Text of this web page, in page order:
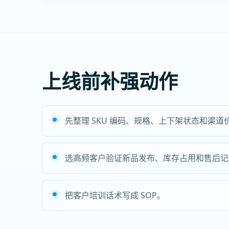
上线前补强动作
先整理 SKU 编码、规格、上下架状态和渠道
选高频客户验证新品发布、库存占用和售后记
把客户培训话术写成 SOP。